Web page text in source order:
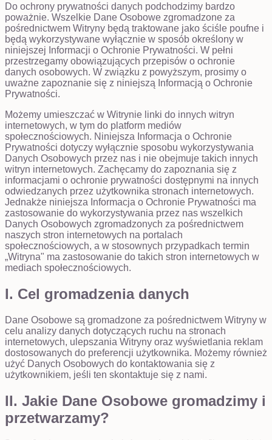
Do ochrony prywatności danych podchodzimy bardzo
poważnie. Wszelkie Dane Osobowe zgromadzone za
pośrednictwem Witryny będą traktowane jako ściśle poufne i
będą wykorzystywane wyłącznie w sposób określony w
niniejszej Informacji o Ochronie Prywatności. W pełni
przestrzegamy obowiązujących przepisów o ochronie
danych osobowych. W związku z powyższym, prosimy o
uważne zapoznanie się z niniejszą Informacją o Ochronie
Prywatności.
Możemy umieszczać w Witrynie linki do innych witryn
internetowych, w tym do platform mediów
społecznościowych. Niniejsza Informacja o Ochronie
Prywatności dotyczy wyłącznie sposobu wykorzystywania
Danych Osobowych przez nas i nie obejmuje takich innych
witryn internetowych. Zachęcamy do zapoznania się z
informacjami o ochronie prywatności dostępnymi na innych
odwiedzanych przez użytkownika stronach internetowych.
Jednakże niniejsza Informacja o Ochronie Prywatności ma
zastosowanie do wykorzystywania przez nas wszelkich
Danych Osobowych zgromadzonych za pośrednictwem
naszych stron internetowych na portalach
społecznościowych, a w stosownych przypadkach termin
„Witryna" ma zastosowanie do takich stron internetowych w
mediach społecznościowych.
I. Cel gromadzenia danych
Dane Osobowe są gromadzone za pośrednictwem Witryny w
celu analizy danych dotyczących ruchu na stronach
internetowych, ulepszania Witryny oraz wyświetlania reklam
dostosowanych do preferencji użytkownika. Możemy również
użyć Danych Osobowych do kontaktowania się z
użytkownikiem, jeśli ten skontaktuje się z nami.
II. Jakie Dane Osobowe gromadzimy i
przetwarzamy?